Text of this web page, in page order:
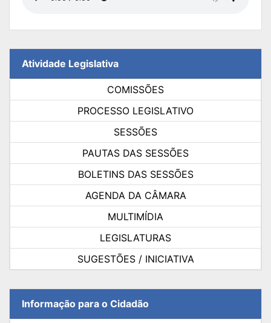
Atividade Legislativa
COMISSÕES
PROCESSO LEGISLATIVO
SESSÕES
PAUTAS DAS SESSÕES
BOLETINS DAS SESSÕES
AGENDA DA CÂMARA
MULTIMÍDIA
LEGISLATURAS
SUGESTÕES / INICIATIVA
Informação para o Cidadão